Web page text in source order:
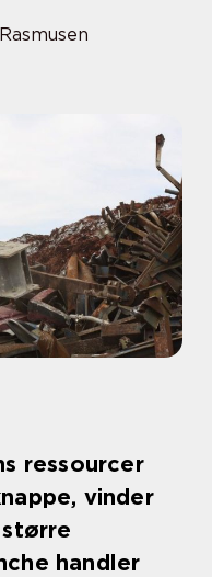
ressourcer
vinder
handler